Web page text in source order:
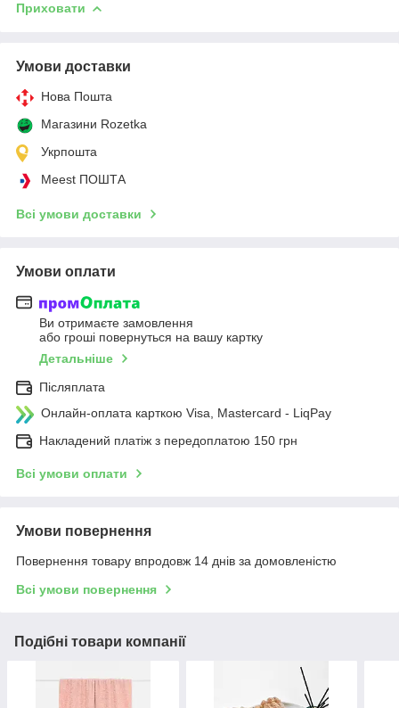
Приховати
Умови доставки
Нова Пошта
Магазини Rozetka
Укрпошта
Meest ПОШТА
Всі умови доставки
Умови оплати
Ви отримаєте замовлення
або гроші повернуться на вашу картку
Детальніше
Післяплата
Онлайн-оплата карткою Visa, Mastercard - LiqPay
Накладений платіж з передоплатою 150 грн
Всі умови оплати
Умови повернення
Повернення товару впродовж 14 днів за домовленістю
Всі умови повернення
Подібні товари компанії